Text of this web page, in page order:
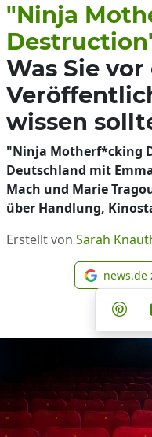
"Ninja
Was Sie vor
wissen
"Ninja Motherf*cking
Deutschland mit
Mach und Marie
über Handlung,
Erstellt von Sarah
news.de